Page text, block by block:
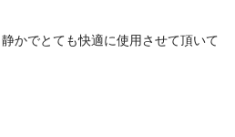
かでとても快適に使用させて頂いて